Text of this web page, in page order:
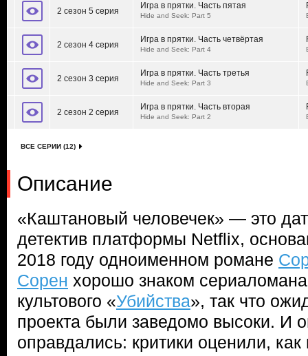
2 сезон 5 серия
Игра в прятки. Часть пятая
Hide and Seek: Part 5
2 сезон 4 серия
Игра в прятки. Часть четвёртая
Hide and Seek: Part 4
2 сезон 3 серия
Игра в прятки. Часть третья
Hide and Seek: Part 3
2 сезон 2 серия
Игра в прятки. Часть вторая
Hide and Seek: Part 2
ВСЕ СЕРИИ (12)
Описание
«Каштановый человечек» — это
детектив платформы Netflix,
2018 году одноименном романе
Сорен хорошо знаком
культового «Убийства», так что
проекта были заведомо высоки. И
оправдались: критики оценили, как